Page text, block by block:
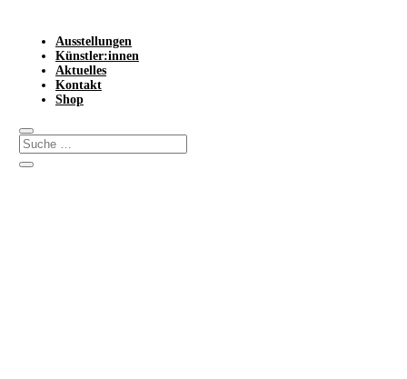
Ausstellungen
Künstler:innen
Aktuelles
Kontakt
Shop